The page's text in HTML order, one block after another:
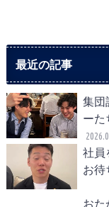
最近の記事
集団
ー
社員
お待
お